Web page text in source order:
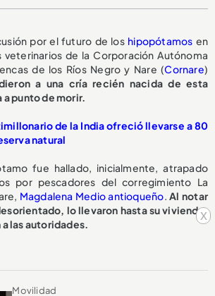
x
por el futuro de los hipopótamos en
veterinarios de la Corporación Autónoma
de los Ríos Negro y Nare (Cornare)
a una cría recién nacida de esta
punto de morir.
de la India ofreció llevarse a 80
natural
fue hallado, inicialmente, atrapado
por pescadores del corregimiento La
Magdalena Medio antioqueño.Al notar
lo llevaron hasta su vivienda,
las autoridades.
Movilidad